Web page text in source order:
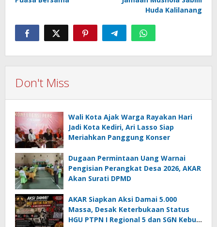
Huda Kalilanang
Don't Miss
Wali Kota Ajak Warga Rayakan Hari
Jadi Kota Kediri, Ari Lasso Siap
Meriahkan Panggung Konser
Dugaan Permintaan Uang Warnai
Pengisian Perangkat Desa 2026, AKAR
Akan Surati DPMD
AKAR Siapkan Aksi Damai 5.000
Massa, Desak Keterbukaan Status
HGU PTPN I Regional 5 dan SGN Kebun